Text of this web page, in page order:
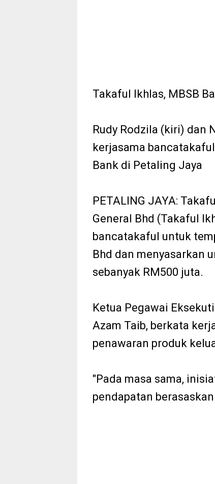
Takaful Ikhlas, MBSB
Rudy Rodzila (kiri) dan
kerjasama
Bank di Petaling Jaya
PETALING JAYA:
General Bhd (Takaful
bancatakaful untuk
Bhd dan menyasarkan
sebanyak RM500 juta.
Ketua Pegawai
Azam Taib, berkata
penawaran produk
"Pada masa sama,
pendapatan